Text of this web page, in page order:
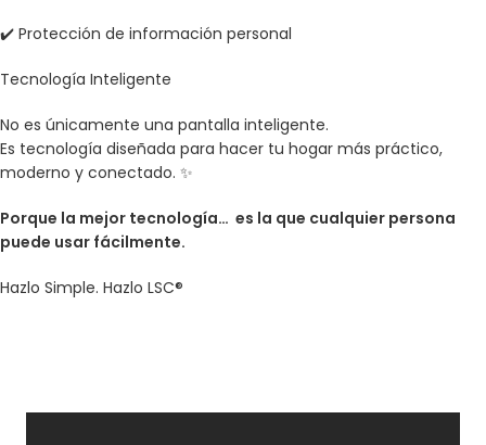
✔️ Protección de información personal
Tecnología Inteligente
No es únicamente una pantalla inteligente.
Es tecnología diseñada para hacer tu hogar más práctico,
moderno y conectado. ✨
Porque la mejor tecnología… es la que cualquier persona
puede usar fácilmente.
Hazlo Simple. Hazlo LSC®